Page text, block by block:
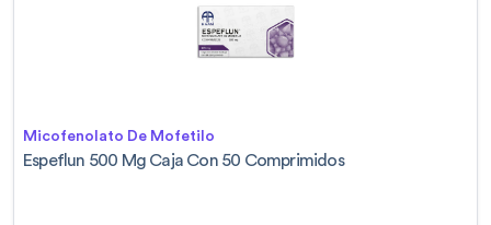
Micofenolato De Mofetilo
Espeflun 500 Mg Caja Con 50 Comprimidos